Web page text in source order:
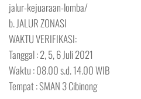
jalur-kejuaraan-lomba/
b. JALUR ZONASI
WAKTU VERIFIKASI:
Tanggal : 2, 5, 6 Juli 2021
Waktu : 08.00 s.d. 14.00 WIB
Tempat : SMAN 3 Cibinong